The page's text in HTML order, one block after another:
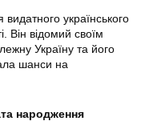
видатного українського
Він відомий своїм
Україну та його
шанси на
народження